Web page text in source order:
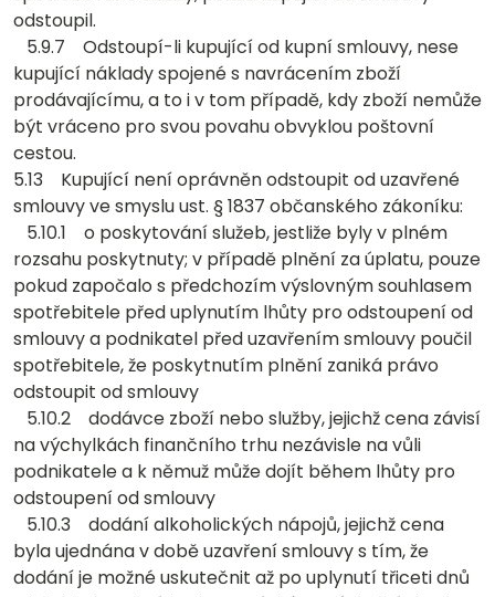
odstoupil.
5.9.7 Odstoupí-li kupující od kupní smlouvy, nese
kupující náklady spojené s navrácením zboží
prodávajícímu, a to i v tom případě, kdy zboží nemůže
být vráceno pro svou povahu obvyklou poštovní
cestou.
5.13 Kupující není oprávněn odstoupit od uzavřené
smlouvy ve smyslu ust. § 1837 občanského zákoníku:
5.10.1 o poskytování služeb, jestliže byly v plném
rozsahu poskytnuty; v případě plnění za úplatu, pouze
pokud započalo s předchozím výslovným souhlasem
spotřebitele před uplynutím lhůty pro odstoupení od
smlouvy a podnikatel před uzavřením smlouvy poučil
spotřebitele, že poskytnutím plnění zaniká právo
odstoupit od smlouvy
5.10.2 dodávce zboží nebo služby, jejichž cena závisí
na výchylkách finančního trhu nezávisle na vůli
podnikatele a k němuž může dojít během lhůty pro
odstoupení od smlouvy
5.10.3 dodání alkoholických nápojů, jejichž cena
byla ujednána v době uzavření smlouvy s tím, že
dodání je možné uskutečnit až po uplynutí třiceti dnů